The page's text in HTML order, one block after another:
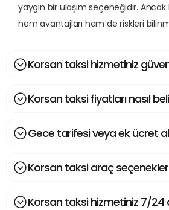
yaygın bir ulaşım seçeneğidir.
hem avantajları hem de riskleri
Korsan taksi hizmetiniz
Korsan taksi fiyatları nasıl
Gece tarifesi veya ek ücret
Korsan taksi araç
Korsan taksi hizmetiniz 7/24